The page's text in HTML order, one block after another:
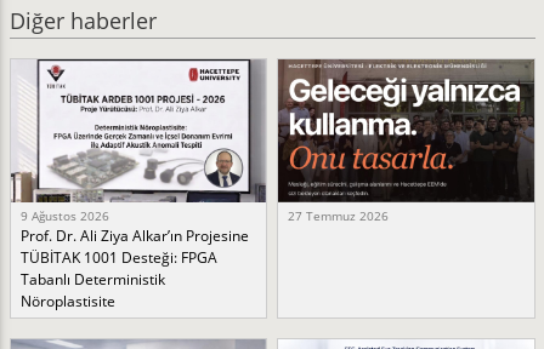
Diğer haberler
9 Ağustos 2026
Prof. Dr. Ali Ziya Alkar’ın Projesine
TÜBİTAK 1001 Desteği: FPGA
Tabanlı Deterministik
Nöroplastisite
27 Temmuz 2026